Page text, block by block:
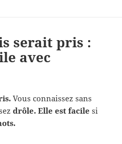
serait pris :
avec
Vous connaissez sans
drôle. Elle est facile si